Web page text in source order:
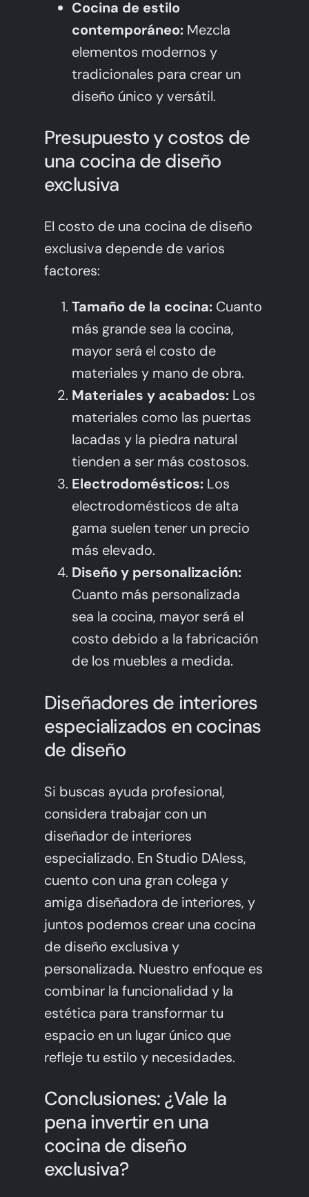
Cocina de estilo
contemporáneo:Mezcla
elementos modernos y
tradicionales para crear un
diseño único y versátil.
Presupuesto y costos de
una cocina de diseño
exclusiva
El costo de una cocina de diseño
exclusiva depende de varios
factores:
Tamaño de la cocina:Cuanto
más grande sea la cocina,
mayor será el costo de
materiales y mano de obra.
Materiales y acabados:Los
materiales como las puertas
lacadas y la piedra natural
tienden a ser más costosos.
Electrodomésticos:Los
electrodomésticos de alta
gama suelen tener un precio
más elevado.
Diseño y personalización:
Cuanto más personalizada
sea la cocina, mayor será el
costo debido a la fabricación
de los muebles a medida.
Diseñadores de interiores
especializados en cocinas
de diseño
Si buscas ayuda profesional,
considera trabajar con un
diseñador de interiores
especializado. En Studio DAless,
cuento con una gran colega y
amiga diseñadora de interiores, y
juntos podemos crear una cocina
de diseño exclusiva y
personalizada. Nuestro enfoque es
combinar la funcionalidad y la
estética para transformar tu
espacio en un lugar único que
refleje tu estilo y necesidades.
Conclusiones: ¿Vale la
pena invertir en una
cocina de diseño
exclusiva?